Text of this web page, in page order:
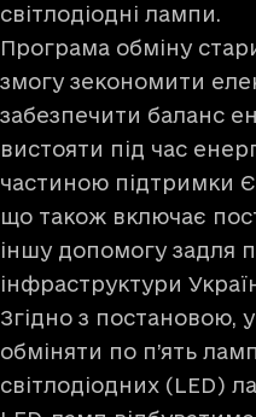
світлодіодні лампи.
Програма обміну
змогу зекономити
забезпечити баланс
вистояти під час
частиною підтримки
що також включає
іншу допомогу задля
інфраструктури
Згідно з постановою,
обміняти по п’ять
світлодіодних (LED)